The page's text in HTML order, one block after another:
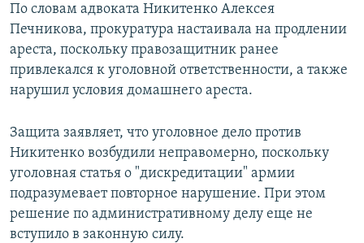
По словам адвоката Никитенко Алексея
Печникова, прокуратура настаивала на продлении
ареста, поскольку правозащитник ранее
привлекался к уголовной ответственности, а также
нарушил условия домашнего ареста.
Защита заявляет, что уголовное дело против
Никитенко возбудили неправомерно, поскольку
уголовная статья о "дискредитации" армии
подразумевает повторное нарушение. При этом
решение по административному делу еще не
вступило в законную силу.